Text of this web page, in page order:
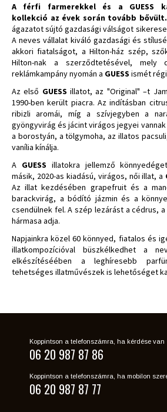
A férfi farmerekkel és a GUESS
kollekció az évek során tovább bővült.
ágazatot sújtó gazdasági válságot
A neves vállalat kiváló gazdasági és
akkori fiatalságot, a Hilton-ház szép,
Hilton-nak a szerződtetésével,
reklámkampány nyomán a GUESS ismét
Az első GUESS illatot, az "Original" –t
1990-ben került piacra. Az indításban
ribizli aromái, míg a szívjegyben a
gyöngyvirág és jácint virágos jegyei
a borostyán, a tölgymoha, az illatos
vanília kínálja.
A GUESS illatokra jellemző
másik, 2020-as kiadású, virágos, női illat, a
Az illat kezdésében grapefruit és a
barackvirág, a bódító jázmin és a
csendülnek fel. A szép lezárást a cédrus,
hármasa adja.
Napjainkra közel 60 könnyed, fiatalos és
illatkompozícióval büszkélkedhet a
elkészítéséében a leghíresebb
tehetséges illatművészek is lehetőséget
Koppintson a telefonszámra, ha kérdése van
06 20 987 87 86
Koppintson a telefonszámra, ha mobilon
06 20 987 87 77